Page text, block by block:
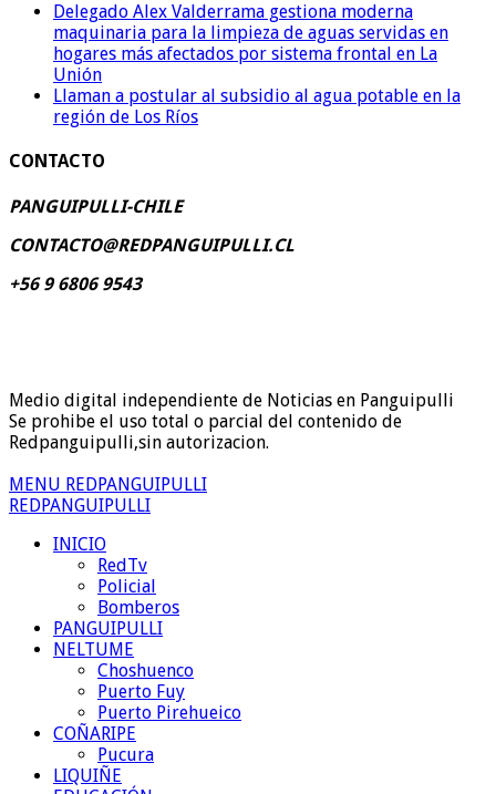
Delegado Alex Valderrama gestiona moderna
maquinaria para la limpieza de aguas servidas en
hogares más afectados por sistema frontal en La
Unión
Llaman a postular al subsidio al agua potable en la
región de Los Ríos
CONTACTO
PANGUIPULLI-CHILE
CONTACTO@REDPANGUIPULLI.CL
+56 9 6806 9543
Medio digital independiente de Noticias en Panguipulli
Se prohibe el uso total o parcial del contenido de
Redpanguipulli,sin autorizacion.
MENU REDPANGUIPULLI
REDPANGUIPULLI
INICIO
RedTv
Policial
Bomberos
PANGUIPULLI
NELTUME
Choshuenco
Puerto Fuy
Puerto Pirehueico
COÑARIPE
Pucura
LIQUIÑE